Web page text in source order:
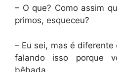
– O que? Como assim
primos, esqueceu?
– Eu sei, mas é diferente
falando isso porque
bêbada.